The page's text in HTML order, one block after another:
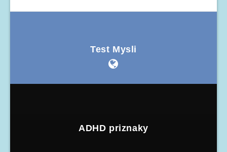
Test Mysli
ADHD priznaky